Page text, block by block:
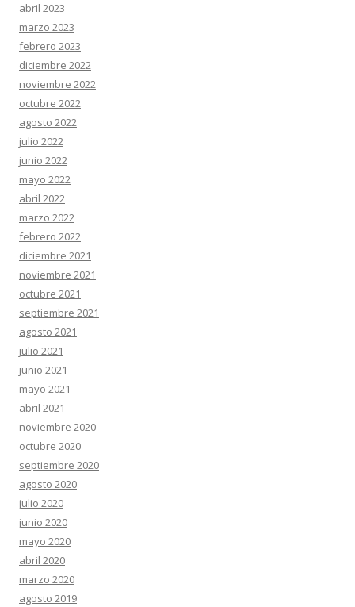
abril 2023
marzo 2023
febrero 2023
diciembre 2022
noviembre 2022
octubre 2022
agosto 2022
julio 2022
junio 2022
mayo 2022
abril 2022
marzo 2022
febrero 2022
diciembre 2021
noviembre 2021
octubre 2021
septiembre 2021
agosto 2021
julio 2021
junio 2021
mayo 2021
abril 2021
noviembre 2020
octubre 2020
septiembre 2020
agosto 2020
julio 2020
junio 2020
mayo 2020
abril 2020
marzo 2020
agosto 2019